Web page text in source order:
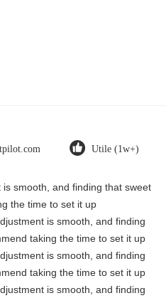
Utile (1w+)
smooth, and finding that sweet
the time to set it up
is smooth, and finding
taking the time to set it up
is smooth, and finding
taking the time to set it up
is smooth, and finding